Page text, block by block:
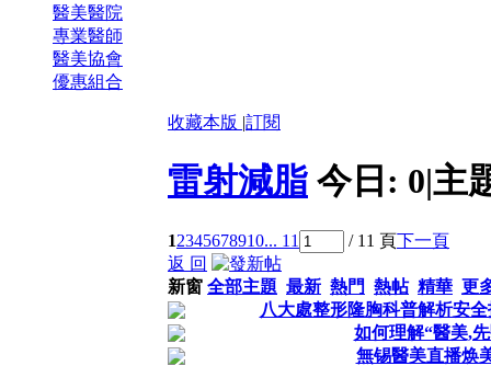
醫美醫院
專業醫師
醫美協會
優惠組合
收藏本版 |訂閱
雷射減脂 今日: 0|主
12345678910... 11 / 11 頁下一頁
返 回
新窗 全部主題 最新 熱門 熱帖 精華 更
八大處整形隆胸科普解析安
如何理解“醫美,
無锡醫美直播焕